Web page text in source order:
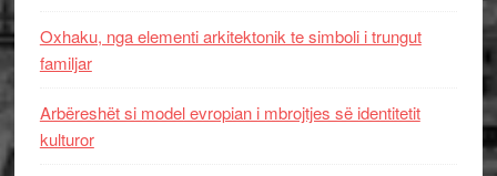
Oxhaku, nga elementi arkitektonik te simboli i trungut
familjar
Arbëreshët si model evropian i mbrojtjes së identitetit
kulturor